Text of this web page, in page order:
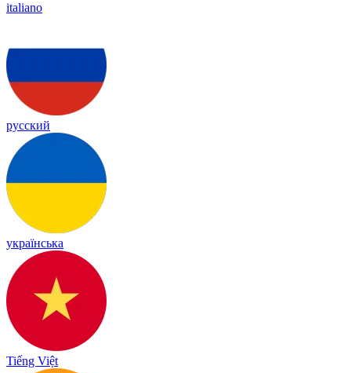
italiano
русский
українська
Tiếng Việt